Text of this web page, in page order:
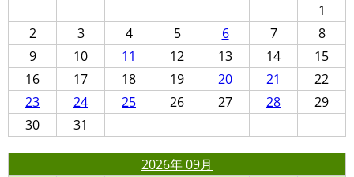
1
2
3 4 5 6 7
8
9
10 11 12 13 14
15
16
17 18 19 20 21
22
23
24 25 26 27 28
29
30
31
2026年 09月